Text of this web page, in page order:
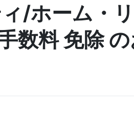
ス向け
ウドファンディング
/ホーム・
数料 免除